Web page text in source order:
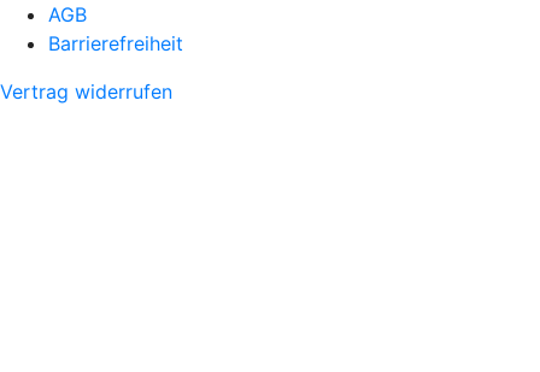
AGB
Barrierefreiheit
Vertrag widerrufen